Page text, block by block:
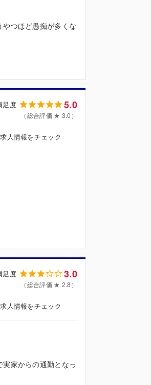
つほど愚痴が多くな
足度 5.0
（総合評価 ★ 3.0）
求人情報をチェック
足度 3.0
（総合評価 ★ 2.8）
求人情報をチェック
家からの通勤となっ